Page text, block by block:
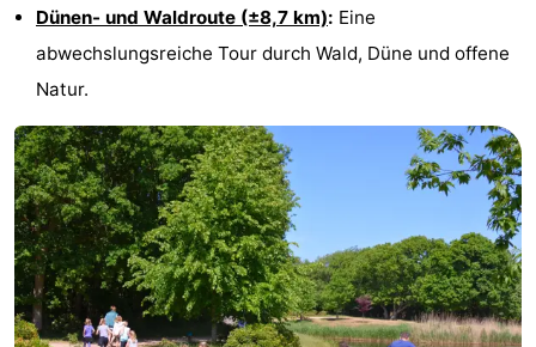
Dünen- und Waldroute (±8,7 km): Eine
abwechslungsreiche Tour durch Wald, Düne und offene
Natur.